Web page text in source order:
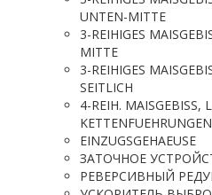
UNTEN-MITTE
3-REIHIGES
MITTE
3-REIHIGES
SEITLICH
4-REIH. MAISGEBISS,
KETTENFUEHRUNGEN
EINZUGSGEHAEUSE
ЗАТОЧНОЕ
РЕВЕРСИВНЫЙ